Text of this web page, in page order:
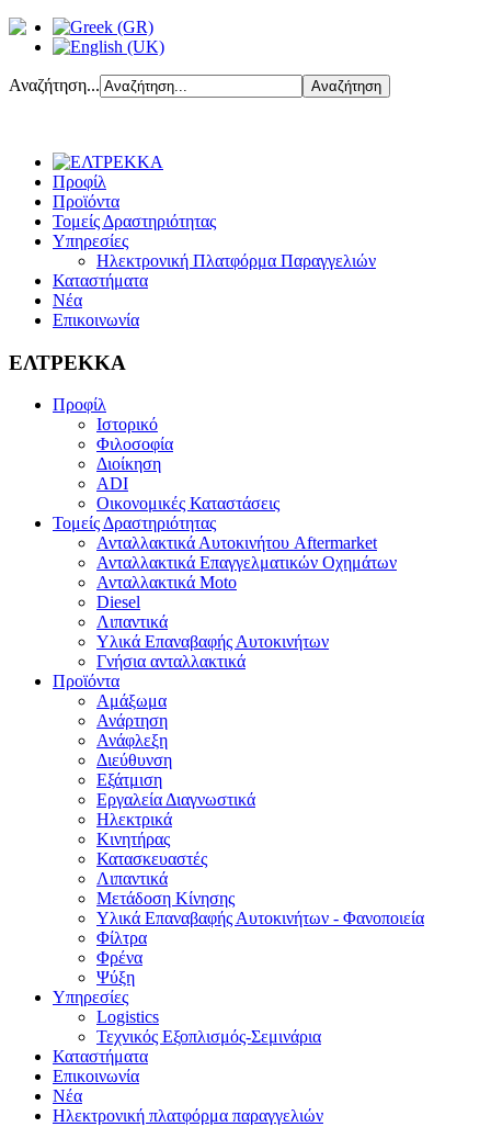
Αναζήτηση...
Προφίλ
Προϊόντα
Τομείς Δραστηριότητας
Υπηρεσίες
Ηλεκτρονική Πλατφόρμα Παραγγελιών
Καταστήματα
Νέα
Επικοινωνία
ΕΛΤΡΕΚΚΑ
Προφίλ
Ιστορικό
Φιλοσοφία
Διοίκηση
ADI
Οικονομικές Καταστάσεις
Τομείς Δραστηριότητας
Ανταλλακτικά Αυτοκινήτου Aftermarket
Ανταλλακτικά Επαγγελματικών Οχημάτων
Ανταλλακτικά Moto
Diesel
Λιπαντικά
Υλικά Επαναβαφής Αυτοκινήτων
Γνήσια ανταλλακτικά
Προϊόντα
Αμάξωμα
Ανάρτηση
Ανάφλεξη
Διεύθυνση
Εξάτμιση
Εργαλεία Διαγνωστικά
Ηλεκτρικά
Κινητήρας
Κατασκευαστές
Λιπαντικά
Μετάδοση Κίνησης
Υλικά Επαναβαφής Αυτοκινήτων - Φανοποιεία
Φίλτρα
Φρένα
Ψύξη
Υπηρεσίες
Logistics
Τεχνικός Εξοπλισμός-Σεμινάρια
Καταστήματα
Επικοινωνία
Νέα
Ηλεκτρονική πλατφόρμα παραγγελιών